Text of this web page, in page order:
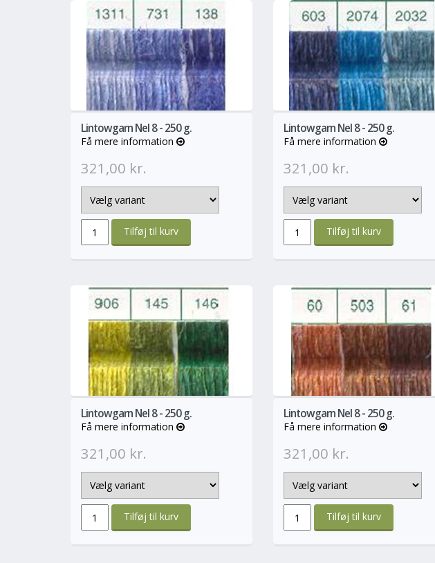
Mere
Lintowgarn Nel 8 - 250 g.
Få mere information
321,00 kr.
Mere
info
Lintowgarn Nel 8 - 250 g.
Få mere information
321,00 kr.
info
Mere
Lintowgarn Nel 8 - 250 g.
Få mere information
321,00 kr.
Mere
info
Lintowgarn Nel 8 - 250 g.
Få mere information
321,00 kr.
info